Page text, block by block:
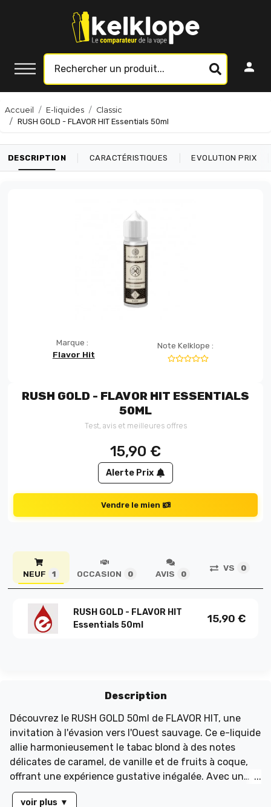
Accueil E-liquides
Classic
RUSH GOLD - FLAVOR HIT Essentials 50ml
DESCRIPTION CARACTÉRISTIQUES EVOLUTION PRIX
Marque :
Flavor Hit
Note Kelklope :
RUSH GOLD - FLAVOR HIT ESSENTIALS
50ML
Test, avis et meilleures offres
15,90 €
Alerte Prix
Vendre le mien
NEUF 1 OCCASION 0 AVIS 0
VS 0
RUSH GOLD - FLAVOR HIT
Essentials 50ml
15,90 €
Description
Découvrez le RUSH GOLD 50ml de FLAVOR HIT, une
invitation à l'évasion vers l'Ouest sauvage. Ce e-liquide
allie harmonieusement le tabac blond à des notes
délicates de caramel, de vanille et de fruits à coque,
offrant une expérience gustative inégalée. Avec un
ratio équilibré de 50/50 PG/VG, profitez d'une vapeur
voir plus ▼